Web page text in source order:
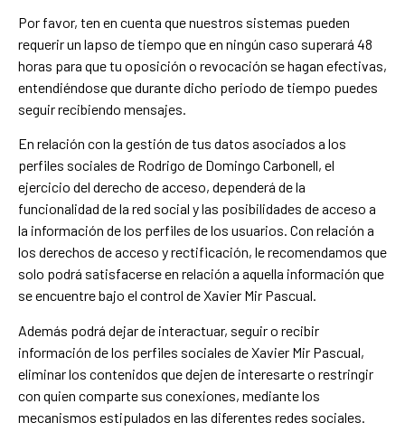
Por favor, ten en cuenta que nuestros sistemas pueden
requerir un lapso de tiempo que en ningún caso superará 48
horas para que tu oposición o revocación se hagan efectivas,
entendiéndose que durante dicho periodo de tiempo puedes
seguir recibiendo mensajes.
En relación con la gestión de tus datos asociados a los
perfiles sociales de Rodrigo de Domingo Carbonell, el
ejercicio del derecho de acceso, dependerá de la
funcionalidad de la red social y las posibilidades de acceso a
la información de los perfiles de los usuarios. Con relación a
los derechos de acceso y rectificación, le recomendamos que
solo podrá satisfacerse en relación a aquella información que
se encuentre bajo el control de Xavier Mir Pascual.
Además podrá dejar de interactuar, seguir o recibir
información de los perfiles sociales de Xavier Mir Pascual,
eliminar los contenidos que dejen de interesarte o restringir
con quien comparte sus conexiones, mediante los
mecanismos estipulados en las diferentes redes sociales.